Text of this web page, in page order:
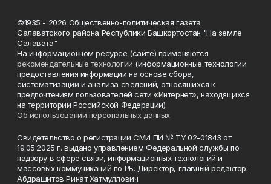
©1935 - 2026 Общественно-политическая газета
Салаватского района Республики Башкортостан "На земле
Салавата"
На информационном ресурсе (сайте) применяются
рекомендательные технологии (информационные технологии
предоставления информации на основе сбора,
систематизации и анализа сведений, относящихся к
предпочтениям пользователей сети «Интернет», находящихся
на территории Российской Федерации).
Об использовании персональных данных
Свидетельство о регистрации СМИ ПИ № ТУ 02-01843 от
19.05.2025 г. выдано управлением Федеральной службы по
надзору в сфере связи, информационных технологий и
массовых коммуникаций по РБ. Директор, главный редактор:
Абдрашитов Ринат Хатмуллович.